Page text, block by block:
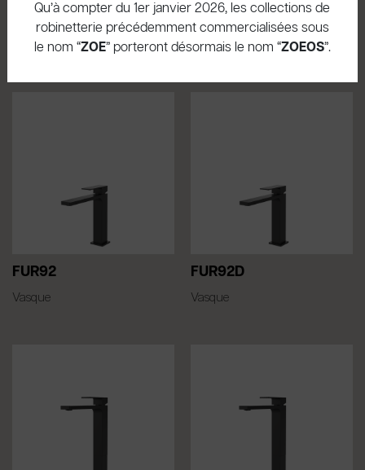
FUR91
Mitigeur vasque Vasque
FUR92
Vasque
FUR92D
Vasque
Qu’à compter du 1er janvier 2026, les collections de
robinetterie précédemment commercialisées sous
le nom “ZOE” porteront désormais le nom “ZOEOS”.